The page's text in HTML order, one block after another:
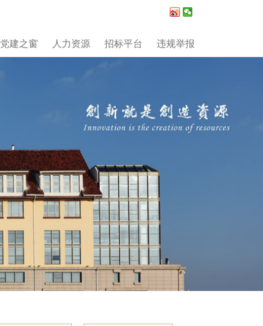
党建之窗 人力资源 招标平台 违规举报